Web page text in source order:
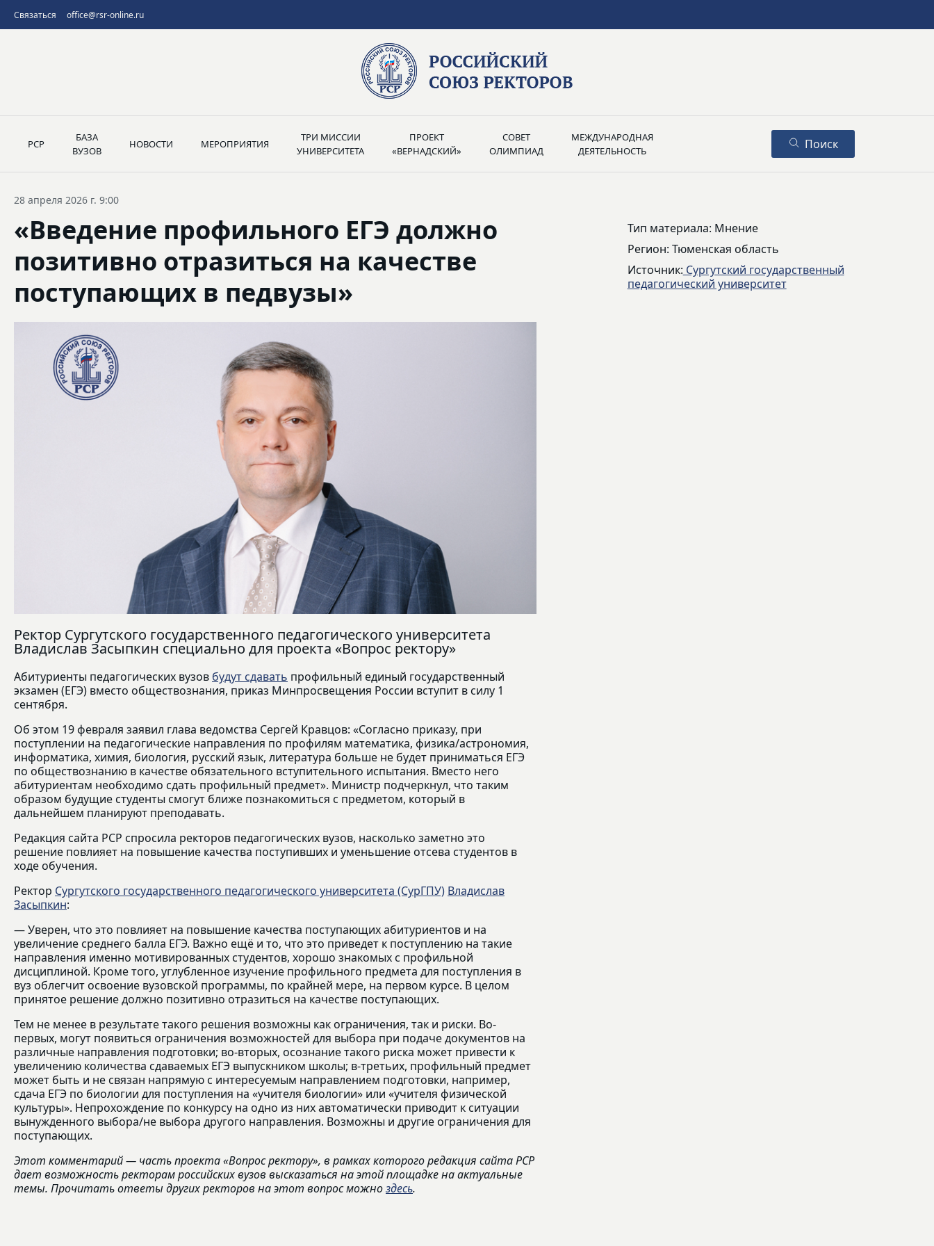
Связаться office@rsr-online.ru
РСР
БАЗА
ВУЗОВ
НОВОСТИ МЕРОПРИЯТИЯ
ТРИ МИССИИ
УНИВЕРСИТЕТА
ПРОЕКТ
«ВЕРНАДСКИЙ»
СОВЕТ
ОЛИМПИАД
МЕЖДУНАРОДНАЯ
ДЕЯТЕЛЬНОСТЬ
Поиск
28 апреля 2026 г. 9:00
«Введение профильного ЕГЭ должно
позитивно отразиться на качестве
поступающих в педвузы»
Ректор Сургутского государственного педагогического университета
Владислав Засыпкин специально для проекта «Вопрос ректору»
Абитуриенты педагогических вузов будут сдавать профильный единый государственный
экзамен (ЕГЭ) вместо обществознания, приказ Минпросвещения России вступит в силу 1
сентября.
Об этом 19 февраля заявил глава ведомства Сергей Кравцов: «Согласно приказу, при
поступлении на педагогические направления по профилям математика, физика/астрономия,
информатика, химия, биология, русский язык, литература больше не будет приниматься ЕГЭ
по обществознанию в качестве обязательного вступительного испытания. Вместо него
абитуриентам необходимо сдать профильный предмет». Министр подчеркнул, что таким
образом будущие студенты смогут ближе познакомиться с предметом, который в
дальнейшем планируют преподавать.
Редакция сайта РСР спросила ректоров педагогических вузов, насколько заметно это
решение повлияет на повышение качества поступивших и уменьшение отсева студентов в
ходе обучения.
Ректор Сургутского государственного педагогического университета (СурГПУ) Владислав
Засыпкин:
— Уверен, что это повлияет на повышение качества поступающих абитуриентов и на
увеличение среднего балла ЕГЭ. Важно ещё и то, что это приведет к поступлению на такие
направления именно мотивированных студентов, хорошо знакомых с профильной
дисциплиной. Кроме того, углубленное изучение профильного предмета для поступления в
вуз облегчит освоение вузовской программы, по крайней мере, на первом курсе. В целом
принятое решение должно позитивно отразиться на качестве поступающих.
Тем не менее в результате такого решения возможны как ограничения, так и риски. Во-
первых, могут появиться ограничения возможностей для выбора при подаче документов на
различные направления подготовки; во-вторых, осознание такого риска может привести к
увеличению количества сдаваемых ЕГЭ выпускником школы; в-третьих, профильный предмет
может быть и не связан напрямую с интересуемым направлением подготовки, например,
сдача ЕГЭ по биологии для поступления на «учителя биологии» или «учителя физической
культуры». Непрохождение по конкурсу на одно из них автоматически приводит к ситуации
вынужденного выбора/не выбора другого направления. Возможны и другие ограничения для
поступающих.
Этот комментарий — часть проекта «Вопрос ректору», в рамках которого редакция сайта РСР
дает возможность ректорам российских вузов высказаться на этой площадке на актуальные
темы. Прочитать ответы других ректоров на этот вопрос можноздесь.
Тип материала: Мнение
Регион: Тюменская область
Источник: Сургутский государственный
педагогический университет